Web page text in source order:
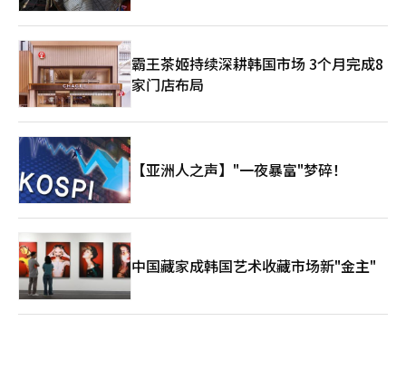
霸王茶姬持续深耕韩国市场 3个月完成8
家门店布局
【亚洲人之声】"一夜暴富"梦碎！
中国藏家成韩国艺术收藏市场新"金主"